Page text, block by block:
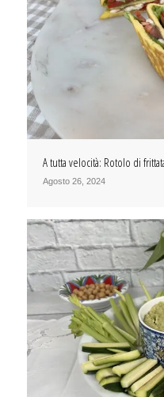
A tutta velocità: Rotolo di
Agosto 26, 2024